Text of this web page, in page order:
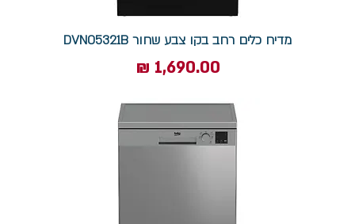
מדיח כלים רחב בקו צבע שחור DVN05321B
מחיר